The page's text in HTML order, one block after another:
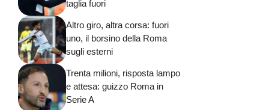
taglia fuori
Altro giro, altra corsa: fuori
uno, il borsino della Roma
sugli esterni
Trenta milioni, risposta lampo
e attesa: guizzo Roma in
Serie A